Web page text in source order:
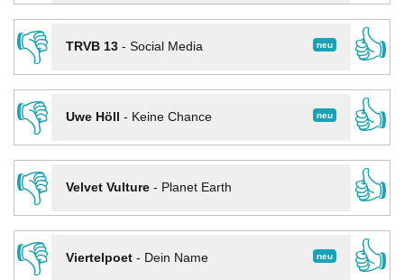
👎
neu
TRVB 13- Social Media
👍
👎
neu
Uwe Höll - Keine Chance
👍
👎
Velvet Vulture- Planet Earth
👍
👎
neu
Viertelpoet- Dein Name
👍